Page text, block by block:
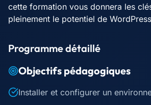
cette formation vous donnera les
pleinement le potentiel de
Programme détaillé
Objectifs pédagogiques
Installer et configurer un